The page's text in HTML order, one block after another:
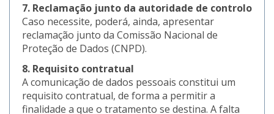
7. Reclamação junto da autoridade de controlo
Caso necessite, poderá, ainda, apresentar
reclamação junto da Comissão Nacional de
Proteção de Dados (CNPD).
8. Requisito contratual
A comunicação de dados pessoais constitui um
requisito contratual, de forma a permitir a
finalidade a que o tratamento se destina. A falta